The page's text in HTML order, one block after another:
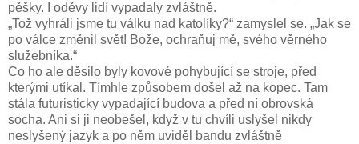
pěšky. I oděvy lidí vypadaly zvláštně.
„Tož vyhráli jsme tu válku nad katolíky?“ zamyslel se. „Jak se
po válce změnil svět! Bože, ochraňuj mě, svého věrného
služebníka.“
Co ho ale děsilo byly kovové pohybující se stroje, před
kterými utíkal. Tímhle způsobem došel až na kopec. Tam
stála futuristicky vypadající budova a před ní obrovská
socha. Ani si ji neobešel, když v tu chvíli uslyšel nikdy
neslyšený jazyk a po něm uviděl bandu zvláštně